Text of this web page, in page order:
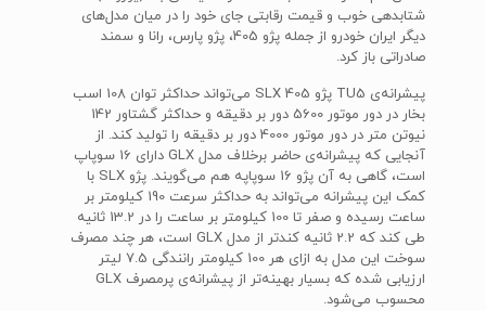
شتابدهی خوب و قیمت رقابتی جای خود را در میان مدل‌های
دیگر ایران خودرو از جمله پژو 405، پژو پارس، رانا و سمند
صادراتی باز کرد.
پیشرانه‌ی TU5 پژو 405 SLX می‌تواند حداکثر توان 108 اسب
بخار در دور موتور 5600 دور بر دقیقه و حداکثر گشتاور 142
نیوتن متر در دور موتور 4000 دور بر دقیقه را تولید کند. از
آنجایی که پیشرانه‌ی حاضر برخلاف مدل GLX دارای 16 سوپاپ
است، گاهی به آن پژو 16 سوپاپه هم می‌گویند. پژو SLX با
کمک این پیشرانه می‌تواند به حداکثر سرعت 190 کیلومتر بر
ساعت رسیده و صفر تا 100 کیلومتر بر ساعت را در 13.2 ثانیه
طی کند که 2.2 ثانیه کندتر از مدل GLX است، هر چند مصرف
سوخت این مدل به ازای هر 100 کیلومتر رانندگی 7.5 لیتر
ارزیابی شده که بسیار بهینه‌تر از پیشرانه‌ی پرمصرف GLX
محسوب می‌شود.